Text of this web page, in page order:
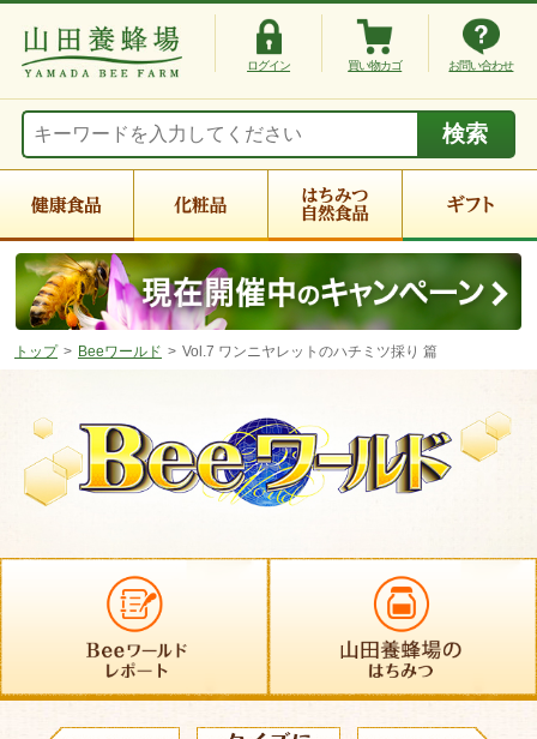
ログイン 買い物カゴ お問い合わせ
トップ Beeワールド Vol.7 ワンニヤレットのハチミツ採り 篇